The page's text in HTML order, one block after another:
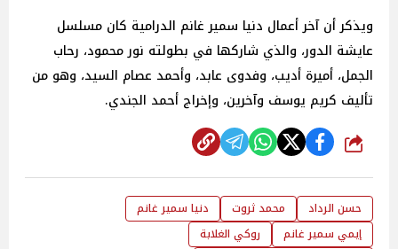
ويذكر أن آخر أعمال دنيا سمير غانم الدرامية كان مسلسل
عايشة الدور، والذي شاركها في بطولته نور محمود، رحاب
الجمل، أميرة أديب، وفدوى عابد، وأحمد عصام السيد، وهو من
تأليف كريم يوسف وآخرين، وإخراج أحمد الجندي.
شارك
حسن الرداد محمد ثروت
دنيا سمير غانم
إيمي سمير غانم
روكي الغلابة